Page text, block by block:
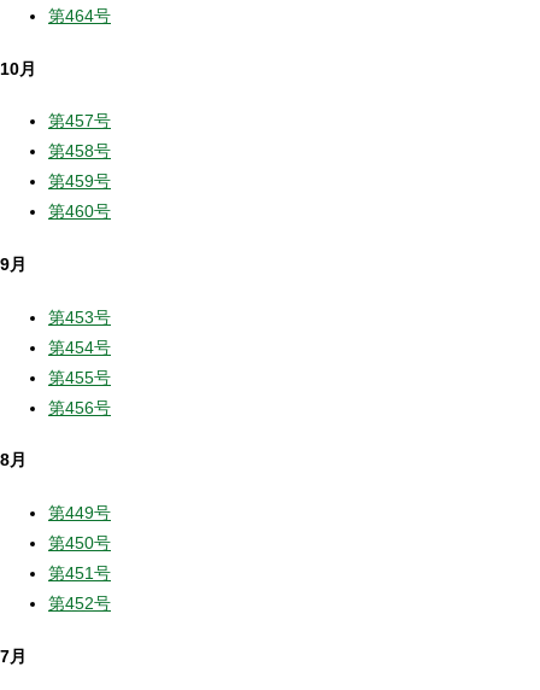
第464号
10月
第457号
第458号
第459号
第460号
9月
第453号
第454号
第455号
第456号
8月
第449号
第450号
第451号
第452号
7月